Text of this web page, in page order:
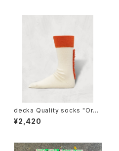
decka Quality socks "Orga
nic Mohican Socks Split-T
oe/SHOWATABÉ ORGANIC"
¥2,420